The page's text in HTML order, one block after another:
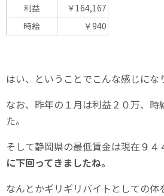
利益
￥164,167
時給
￥940
はい、ということでこんな感じにな
なお、昨年の１月は利益２０万、時
た。
そして静岡県の最低賃金は現在９４
に下回ってきましたね。
なんとかギリギリバイトとしての体